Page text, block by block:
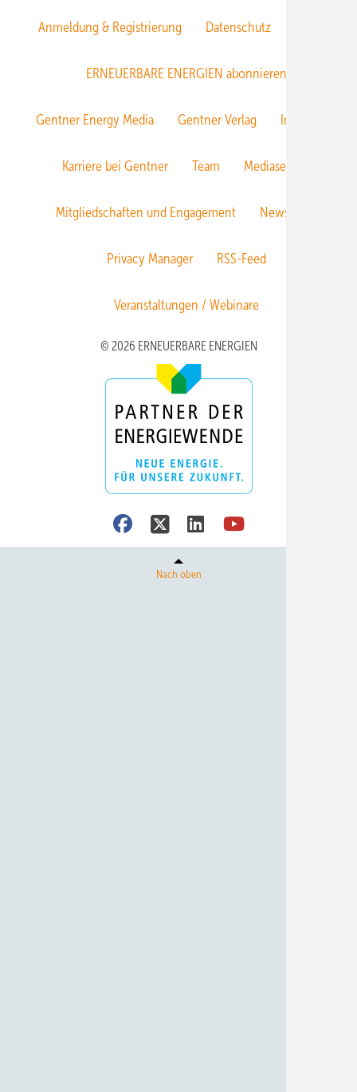
Anmeldung & Registrierung Datenschutz
ERNEUERBARE ENERGIEN abonnieren
Gentner Energy Media Gentner Verlag Impressum
Karriere bei Gentner Team Mediaservice
Mitgliedschaften und Engagement Newsletter
Privacy Manager RSS-Feed
Veranstaltungen / Webinare
© 2026 ERNEUERBARE ENERGIEN
Nach oben